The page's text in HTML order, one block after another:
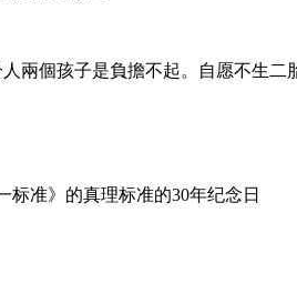
兩個孩子是負擔不起。自愿不生二
标准》的真理标准的30年纪念日